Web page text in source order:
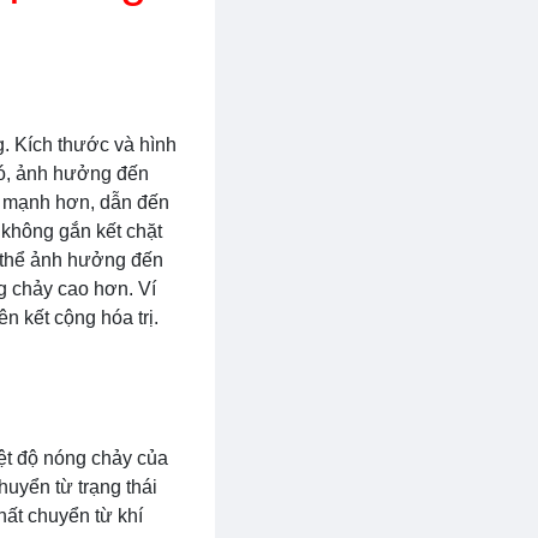
Kích thước và hình
ảnh hưởng đến
hơn, dẫn đến
gắn kết chặt
ảnh hưởng đến
chảy cao hơn. Ví
kết cộng hóa trị.
độ nóng chảy của
từ trạng thái
chuyển từ khí